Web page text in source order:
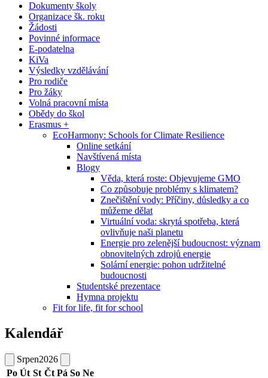
Dokumenty školy
Organizace šk. roku
Žádosti
Povinné informace
E-podatelna
KiVa
Výsledky vzdělávání
Pro rodiče
Pro žáky
Volná pracovní místa
Obědy do škol
Erasmus +
EcoHarmony: Schools for Climate Resilience
Online setkání
Navštívená místa
Blogy
Věda, která roste: Objevujeme GMO
Co způsobuje problémy s klimatem?
Znečištění vody: Příčiny, důsledky a co
můžeme dělat
Virtuální voda: skrytá spotřeba, která
ovlivňuje naši planetu
Energie pro zelenější budoucnost: význam
obnovitelných zdrojů energie
Solární energie: pohon udržitelné
budoucnosti
Studentské prezentace
Hymna projektu
Fit for life, fit for school
Kalendář
Srpen2026
Po Út St Čt Pá So Ne